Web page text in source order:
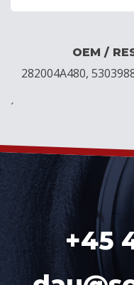
OEM /
282004A480,
´
+45